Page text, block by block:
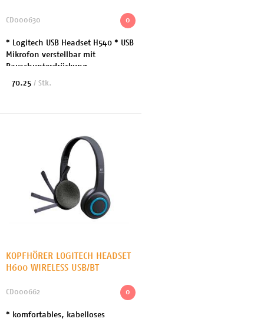
0
CD000630
* Logitech USB Headset H540 * USB
Mikrofon verstellbar mit
Rauschunterdrückung
70.25 / Stk.
KOPFHÖRER LOGITECH HEADSET
H600 WIRELESS USB/BT
0
CD000662
* komfortables, kabelloses